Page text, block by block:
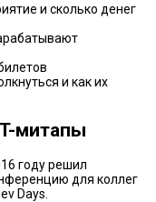
и сколько денег
и как их
митапы
году решил
для коллег
Days.